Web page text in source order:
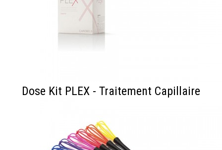
Dose Kit PLEX - Traitement Capillaire